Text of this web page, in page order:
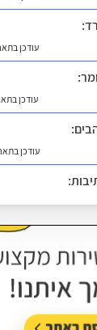
עודכן
עודכן
עודכן
עודכן